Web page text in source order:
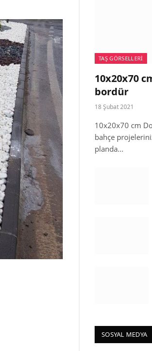
TAŞ GÖRSELLERI
10x20x70
bordür
18 Şubat 2021
10x20x70 cm
bahçe
planda…
SOSYAL MEDYA